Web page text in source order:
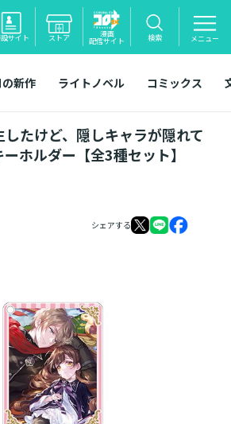
サイト ストア 漫画
配信サイト 検索 メニュー
新作 ライトノベル コミックス
たけど、隠しキャラが隠れて
ホルダー【全3種セット】
シェアする